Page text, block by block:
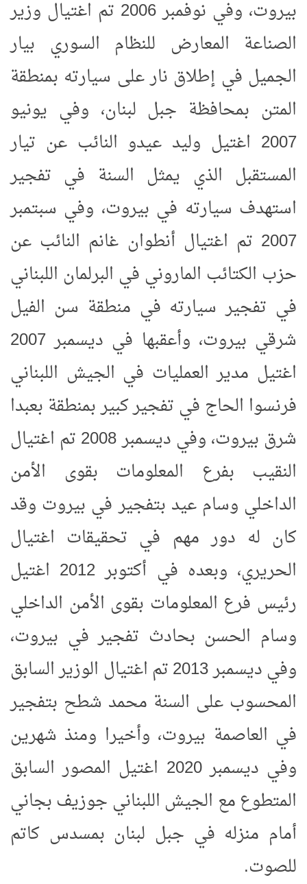
بيروت، وفي نوفمبر 2006 تم اغتيال وزير
الصناعة المعارض للنظام السوري بيار
الجميل في إطلاق نار على سيارته بمنطقة
المتن بمحافظة جبل لبنان، وفي يونيو
2007 اغتيل وليد عيدو النائب عن تيار
المستقبل الذي يمثل السنة في تفجير
استهدف سيارته في بيروت، وفي سبتمبر
2007 تم اغتيال أنطوان غانم النائب عن
حزب الكتائب الماروني في البرلمان اللبناني
في تفجير سيارته في منطقة سن الفيل
شرقي بيروت، وأعقبها في ديسمبر 2007
اغتيل مدير العمليات في الجيش اللبناني
فرنسوا الحاج في تفجير كبير بمنطقة بعبدا
شرق بيروت، وفي ديسمبر 2008 تم اغتيال
النقيب بفرع المعلومات بقوى الأمن
الداخلي وسام عيد بتفجير في بيروت وقد
كان له دور مهم في تحقيقات اغتيال
الحريري، وبعده في أكتوبر 2012 اغتيل
رئيس فرع المعلومات بقوى الأمن الداخلي
وسام الحسن بحادث تفجير في بيروت،
وفي ديسمبر 2013 تم اغتيال الوزير السابق
المحسوب على السنة محمد شطح بتفجير
في العاصمة بيروت، وأخيرا ومنذ شهرين
وفي ديسمبر 2020 اغتيل المصور السابق
المتطوع مع الجيش اللبناني جوزيف بجاني
أمام منزله في جبل لبنان بمسدس كاتم
للصوت.